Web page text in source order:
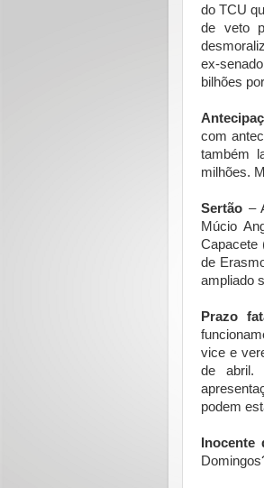
do TCU
de veto
ex-
bilhões
com
também
milhões.
Sertão –
Múcio
Capacete
de
ampliado
Prazo
vice e
de abril.
podem
Inocente